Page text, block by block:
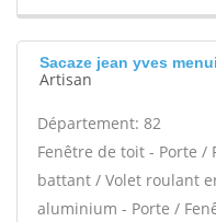
Sacaze jean yves
Artisan
Département: 82
Fenêtre de toit - Porte /
battant / Volet roulant
aluminium - Porte /